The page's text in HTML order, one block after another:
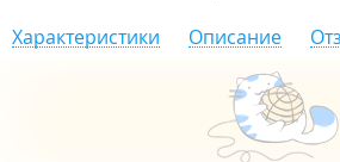
Характеристики Описание